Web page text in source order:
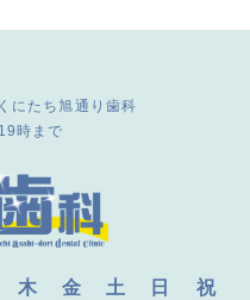
にたち旭通り歯科
時まで
木 金 土 日 祝